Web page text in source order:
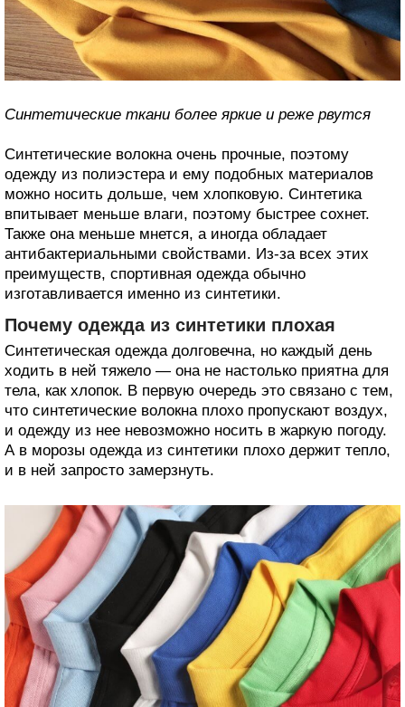
Синтетические ткани более яркие и реже рвутся
Синтетические волокна очень прочные, поэтому
одежду из полиэстера и ему подобных материалов
можно носить дольше, чем хлопковую. Синтетика
впитывает меньше влаги, поэтому быстрее сохнет.
Также она меньше мнется, а иногда обладает
антибактериальными свойствами. Из-за всех этих
преимуществ, спортивная одежда обычно
изготавливается именно из синтетики.
Почему одежда из синтетики плохая
Синтетическая одежда долговечна, но каждый день
ходить в ней тяжело — она не настолько приятна для
тела, как хлопок. В первую очередь это связано с тем,
что синтетические волокна плохо пропускают воздух,
и одежду из нее невозможно носить в жаркую погоду.
А в морозы одежда из синтетики плохо держит тепло,
и в ней запросто замерзнуть.